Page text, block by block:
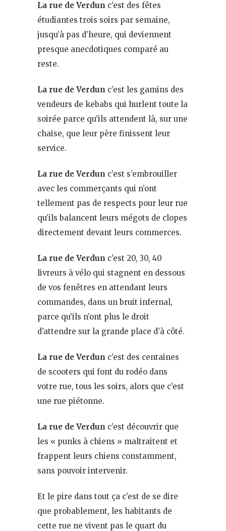
La rue de Verdun c’est des fêtes
étudiantes trois soirs par semaine,
jusqu’à pas d’heure, qui deviennent
presque anecdotiques comparé au
reste.
La rue de Verdun c’est les gamins des
vendeurs de kebabs qui hurlent toute la
soirée parce qu’ils attendent là, sur une
chaise, que leur père finissent leur
service.
La rue de Verdun c’est s’embrouiller
avec les commerçants qui n’ont
tellement pas de respects pour leur rue
qu’ils balancent leurs mégots de clopes
directement devant leurs commerces.
La rue de Verdun c’est 20, 30, 40
livreurs à vélo qui stagnent en dessous
de vos fenêtres en attendant leurs
commandes, dans un bruit infernal,
parce qu’ils n’ont plus le droit
d’attendre sur la grande place d’à côté.
La rue de Verdun c’est des centaines
de scooters qui font du rodéo dans
votre rue, tous les soirs, alors que c’est
une rue piétonne.
La rue de Verdun c’est découvrir que
les « punks à chiens » maltraitent et
frappent leurs chiens constamment,
sans pouvoir intervenir.
Et le pire dans tout ça c’est de se dire
que probablement, les habitants de
cette rue ne vivent pas le quart du